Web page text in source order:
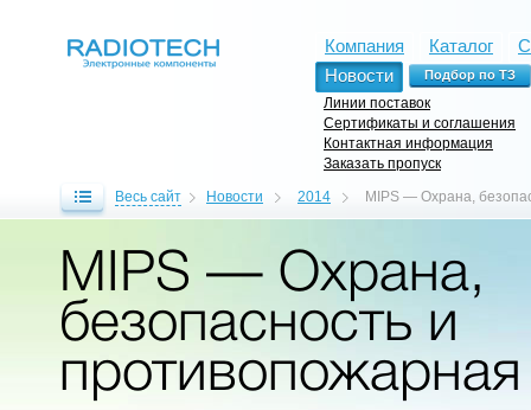
Компания Каталог
Новости
Линии поставок
Сертификаты и соглашения
Контактная информация
Заказать пропуск
Весь сайт Новости 2014 MIPS — Охрана,
MIPS — Охрана,
безопасность и